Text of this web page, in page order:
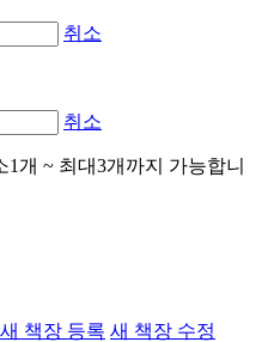
취소
취소
개 ~ 최대3개까지 가능합니
새 책장 등록 새 책장 수정